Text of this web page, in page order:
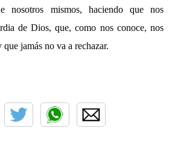
nosotros mismos, haciendo que nos
de Dios, que, como nos conoce, nos
jamás no va a rechazar.